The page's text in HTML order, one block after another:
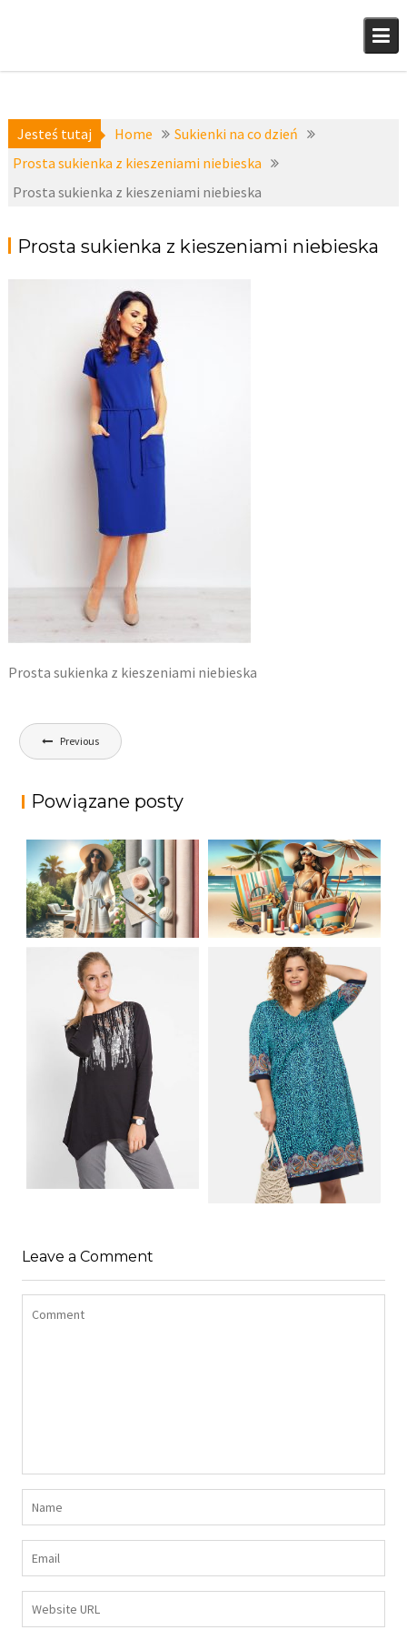
Jesteś tutaj Home
Sukienki na co dzień
Prosta sukienka z kieszeniami niebieska
Prosta sukienka z kieszeniami niebieska
Prosta sukienka z kieszeniami niebieska
Prosta sukienka z kieszeniami niebieska
Nawigacja
wpisu
Previous
Powiązane posty
LETNIA MODA
PLAŻOWA: STROJE
KĄPIELOWE I
AKCESORIA, KTÓRE
MUSISZ MIEĆ
JAK STYLOWO
PRZETRWAĆ UPALNE
DNI: NAJLEPSZE
MATERIAŁY I KROJE
NA LATO
CEKINAMI CZARNY
Leave a Comment